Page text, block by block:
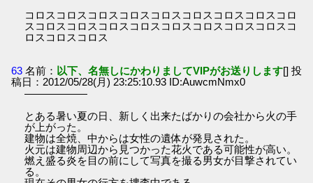
コロスコロスコロスコロスコロスコロスコロスコロスコロ
スコロスコロスコロスコロスコロスコロスコロスコロスコ
ロスコロスコロス
63 名前： 以下、名無しにかわりましてVIPがお送りします[] 投
稿日：2012/05/28(月) 23:25:10.93 ID:AuwcmNmx0
――――――
とある暑い夏の日、新しく出来たばかりの会社から火の手
が上がった。
建物は全焼、中からは女性の遺体が発見された。
火元は建物周辺から見つかった花火である可能性が高い。
燃え盛る炎を目の前にして写真を撮る男女が目撃されてい
る。